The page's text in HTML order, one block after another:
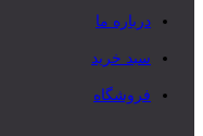
درباره ما
سبد خرید
فروشگاه